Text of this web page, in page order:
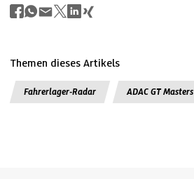
Themen dieses Artikels
Fahrerlager-Radar ADAC GT Masters